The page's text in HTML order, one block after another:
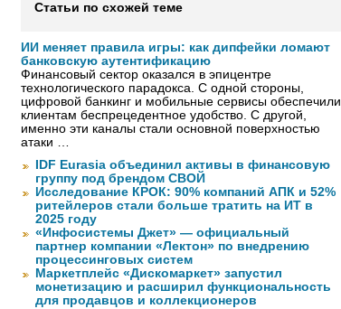
Статьи по схожей теме
ИИ меняет правила игры: как дипфейки ломают
банковскую аутентификацию
Финансовый сектор оказался в эпицентре
технологического парадокса. С одной стороны,
цифровой банкинг и мобильные сервисы обеспечили
клиентам беспрецедентное удобство. С другой,
именно эти каналы стали основной поверхностью
атаки …
IDF Eurasia объединил активы в финансовую
группу под брендом СВОЙ
Исследование КРОК: 90% компаний АПК и 52%
ритейлеров стали больше тратить на ИТ в
2025 году
«Инфосистемы Джет» — официальный
партнер компании «Лектон» по внедрению
процессинговых систем
Маркетплейс «Дискомаркет» запустил
монетизацию и расширил функциональность
для продавцов и коллекционеров